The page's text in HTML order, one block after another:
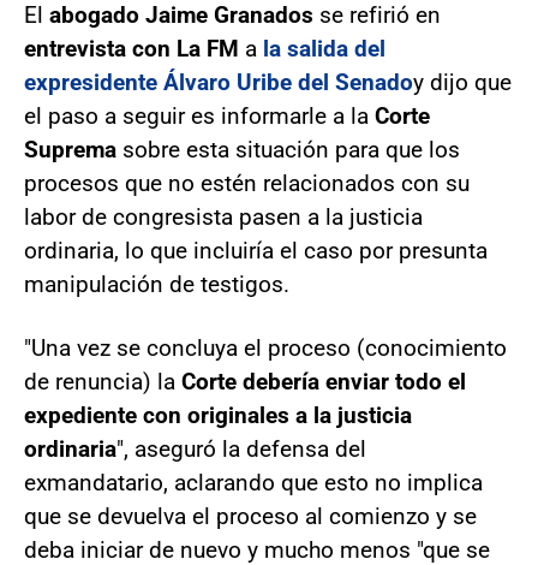
El abogado Jaime Granados se refirió en
entrevista con La FM a la salida del
expresidente Álvaro Uribe del Senadoy dijo que
el paso a seguir es informarle a la Corte
Suprema sobre esta situación para que los
procesos que no estén relacionados con su
labor de congresista pasen a la justicia
ordinaria, lo que incluiría el caso por presunta
manipulación de testigos.
"Una vez se concluya el proceso (conocimiento
de renuncia) la Corte debería enviar todo el
expediente con originales a la justicia
ordinaria", aseguró la defensa del
exmandatario, aclarando que esto no implica
que se devuelva el proceso al comienzo y se
deba iniciar de nuevo y mucho menos "que se